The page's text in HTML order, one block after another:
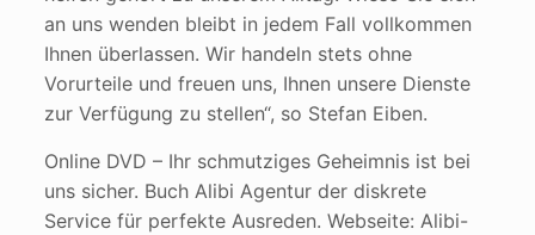
an uns wenden bleibt in jedem Fall vollkommen
Ihnen überlassen. Wir handeln stets ohne
Vorurteile und freuen uns, Ihnen unsere Dienste
zur Verfügung zu stellen“, so Stefan Eiben.
Online DVD – Ihr schmutziges Geheimnis ist bei
uns sicher. Buch Alibi Agentur der diskrete
Service für perfekte Ausreden. Webseite: Alibi-